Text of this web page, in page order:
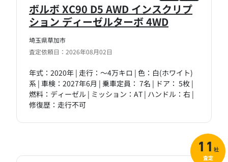
埼玉県草加市
査定依頼日：2026年08月02日
ボルボ XC90 D5 AWD インスクリプ
ション ディーゼルターボ 4WD
年式：2020年 | 走行：～4万キロ | 色：白(ホワイト)
系 | 車検：2027年6月 | 乗車定員： 7名 | ドア： 5枚 |
燃料：ディーゼル | ミッション：AT | ハンドル：右 |
修復歴：走行不可
11 社
査定